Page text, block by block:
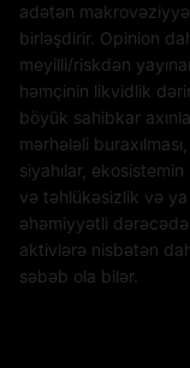
adətən
birləşdirir. Opinion
meyilli/riskdən
həmçinin likvidlik
böyük sahibkar
mərhələli
siyahılar, ekosistemin
və təhlükəsizlik və
əhəmiyyətli
aktivlərə nisbətən
səbəb ola bilər.